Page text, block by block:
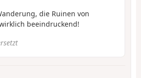
die Ruinen von
beeindruckend!